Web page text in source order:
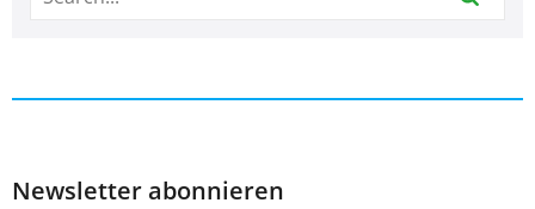
Newsletter abonnieren